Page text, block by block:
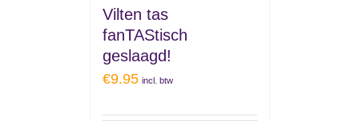
Vilten tas
fanTAStisch
geslaagd!
€9.95 incl. btw